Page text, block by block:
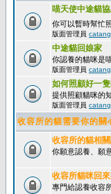
喵天使中途貓
你可以暫時幫忙
版面管理員
中途貓回娘家
你認養的貓咪是
版面管理員
如何照顧好一隻
提供照顧貓咪的
版面管理員
收容所的貓需要你的關
收容所的貓相
你願意認養、願
收容所貓咪回
專門給認養收容